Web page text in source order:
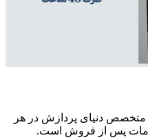
متخصص دنیای پردازش در هر
پس از فروش است.